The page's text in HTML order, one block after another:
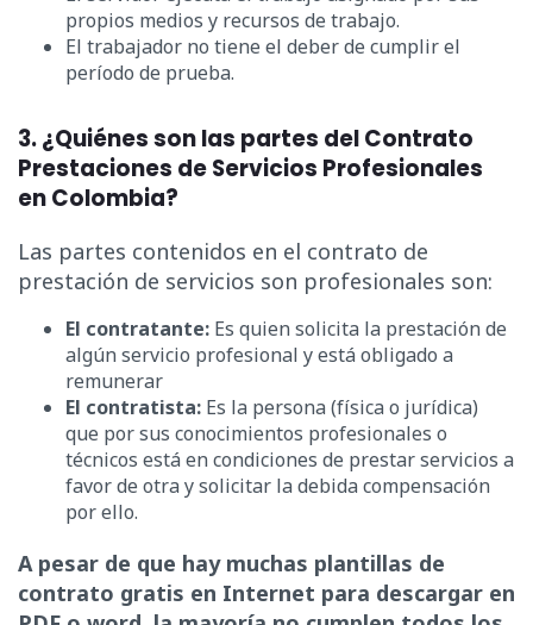
propios medios y recursos de trabajo.
El trabajador no tiene el deber de cumplir el
período de prueba.
3. ¿Quiénes son las partes del Contrato
Prestaciones de Servicios Profesionales
en Colombia?
Las partes contenidos en el contrato de
prestación de servicios son profesionales son:
El contratante: Es quien solicita la prestación de
algún servicio profesional y está obligado a
remunerar
El contratista: Es la persona (física o jurídica)
que por sus conocimientos profesionales o
técnicos está en condiciones de prestar servicios a
favor de otra y solicitar la debida compensación
por ello.
A pesar de que hay muchas plantillas de
contrato gratis en Internet para descargar en